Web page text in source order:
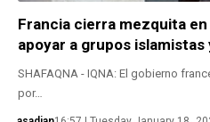
Francia cierra mezquita en
apoyar a grupos
SHAFAQNA - IQNA: El gobierno
por…